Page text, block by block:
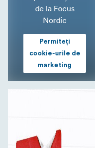
de la Focus
Nordic
Permiteți
cookie-urile de
marketing